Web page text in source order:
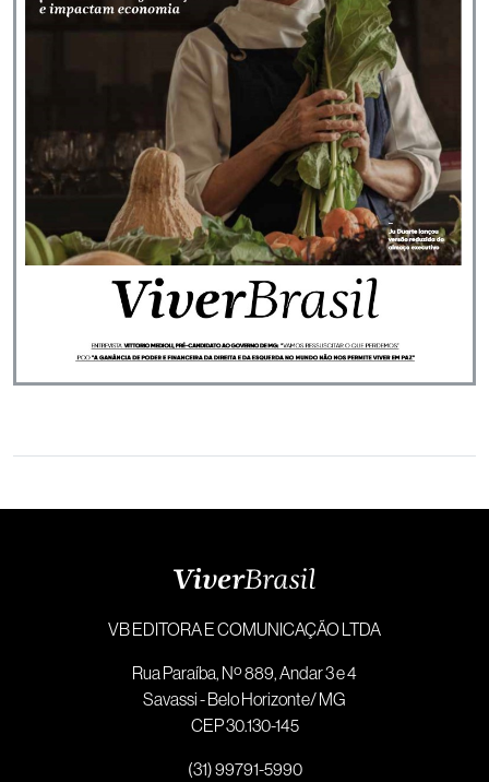
VB EDITORA E COMUNICAÇÃO LTDA
Rua Paraíba, Nº 889, Andar 3 e 4
Savassi - Belo Horizonte/ MG
CEP 30.130-145
(31) 99791-5990